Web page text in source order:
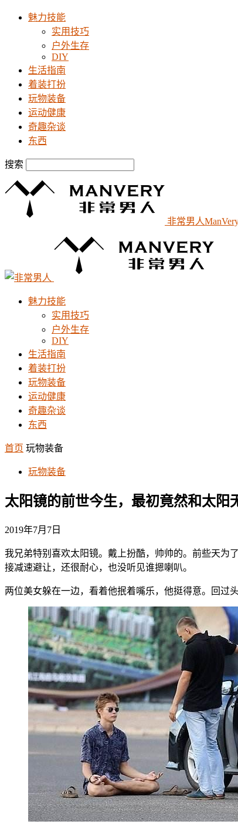
魅力技能
实用技巧
户外生存
DIY
生活指南
着装打扮
玩物装备
运动健康
奇趣杂谈
东西
搜索
非常男人
魅力技能
实用技巧
户外生存
DIY
生活指南
着装打扮
玩物装备
运动健康
奇趣杂谈
东西
首页 玩物装备
玩物装备
太阳镜的前世今生，最初竟然和太阳
2019年7月7日
我兄弟特别喜欢太阳镜。戴上扮酷，帅帅的。前些天为
接减速避让，还很耐心，也没听见谁摁喇叭。
两位美女躲在一边，看着他抿着嘴乐，他挺得意。回过